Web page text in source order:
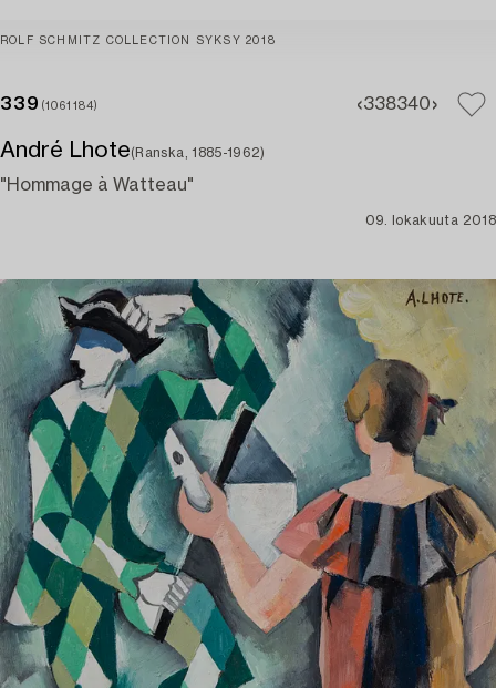
ROLF SCHMITZ COLLECTION SYKSY 2018
339 (1061184) 338340
André Lhote(Ranska, 1885-1962)
"Hommage à Watteau"
09. lokakuuta 2018